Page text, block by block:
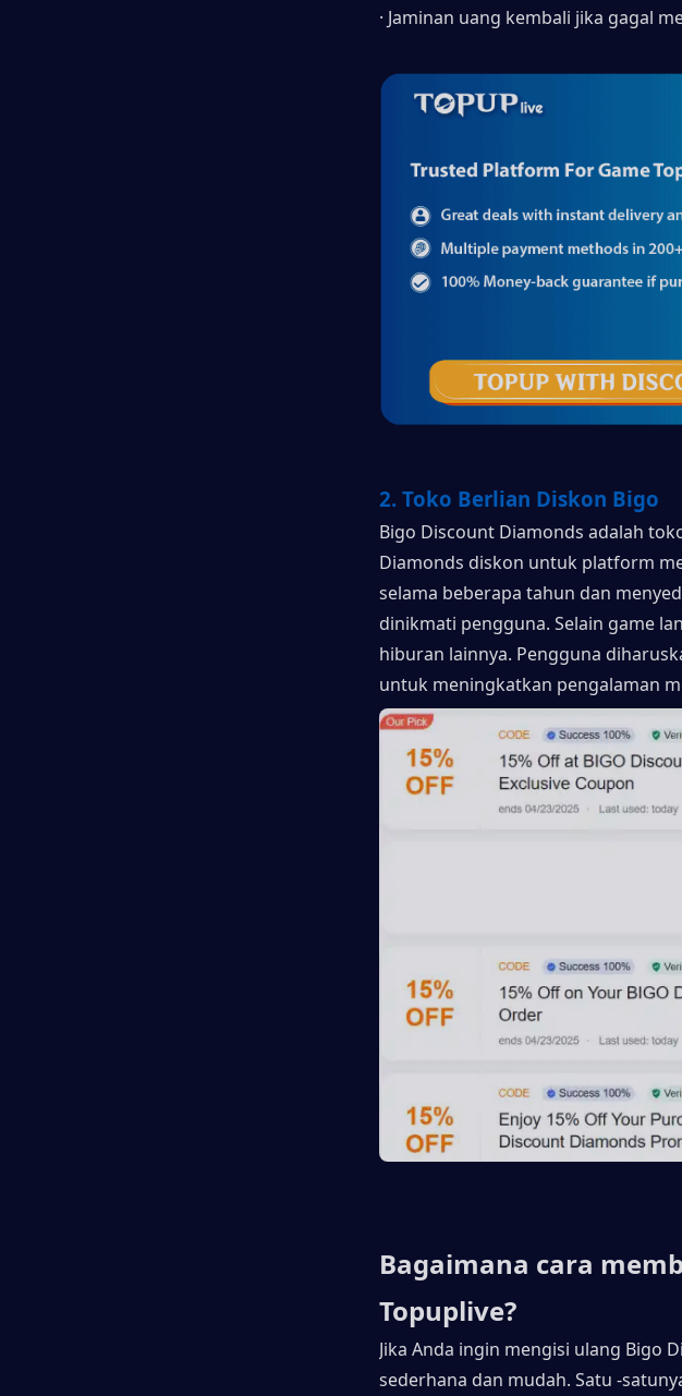
· Jaminan uang kembali jika gagal
2. Toko Berlian Diskon Bigo
Bigo Discount Diamonds adalah
Diamonds diskon untuk platform
selama beberapa tahun dan
dinikmati pengguna. Selain game
hiburan lainnya. Pengguna
untuk meningkatkan pengalaman
Bagaimana cara
Topuplive?
Jika Anda ingin mengisi ulang Bigo
sederhana dan mudah. Satu -